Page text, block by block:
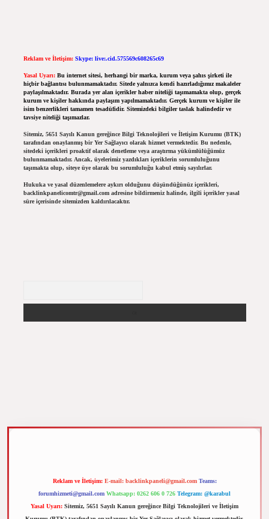
Reklam ve İletişim: Skype: live:.cid.575569c608265c69
Yasal Uyarı: Bu internet sitesi, herhangi bir marka, kurum veya şahıs şirketi ile
hiçbir bağlantısı bulunmamaktadır. Sitede yalnızca kendi hazırladığımız makaleler
paylaşılmaktadır. Burada yer alan içerikler haber niteliği taşımamakta olup, gerçek
kurum ve kişiler hakkında paylaşım yapılmamaktadır. Gerçek kurum ve kişiler ile
isim benzerlikleri tamamen tesadüfidir. Sitemizdeki bilgiler taslak halindedir ve
tavsiye niteliği taşımazlar.
Sitemiz, 5651 Sayılı Kanun gereğince Bilgi Teknolojileri ve İletişim Kurumu (BTK)
tarafından onaylanmış bir Yer Sağlayıcı olarak hizmet vermektedir. Bu nedenle,
sitedeki içerikleri proaktif olarak denetleme veya araştırma yükümlülüğümüz
bulunmamaktadır. Ancak, üyelerimiz yazdıkları içeriklerin sorumluluğunu
taşımakta olup, siteye üye olarak bu sorumluluğu kabul etmiş sayılırlar.
Hukuka ve yasal düzenlemelere aykırı olduğunu düşündüğünüz içerikleri,
backlinkpanelicomtr@gmail.comadresine bildirmeniz halinde, ilgili içerikler yasal
süre içerisinde sitemizden kaldırılacaktır.
Reklam ve İletişim: E-mail: backlinkpaneli@gmail.com Teams:
forumhizmeti@gmail.com Whatsapp: 0262 606 0 726 Telegram: @karabul
Yasal Uyarı: Sitemiz, 5651 Sayılı Kanun gereğince Bilgi Teknolojileri ve İletişim